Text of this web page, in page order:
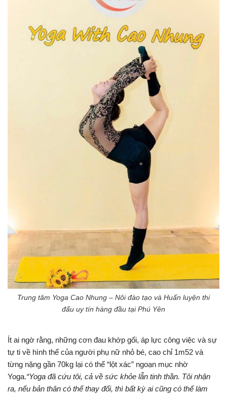
Trung tâm Yoga Cao Nhung – Nôi đào tạo và Huấn luyện thi
đấu uy tín hàng đầu tại Phú Yên
Ít ai ngờ rằng, những cơn đau khớp gối, áp lực công việc và sự
tự ti về hình thể của người phụ nữ nhỏ bé, cao chỉ 1m52 và
từng nặng gần 70kg lại có thể “lột xác” ngoạn mục nhờ
Yoga.“Yoga đã cứu tôi, cả về sức khỏe lẫn tinh thần. Tôi nhận
ra, nếu bản thân có thể thay đổi, thì bất kỳ ai cũng có thể làm